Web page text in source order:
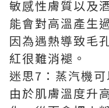
敏感性膚質以及
能會對高溫產生
因為遇熱導致毛
紅很難消褪。
迷思7：蒸汽機
由於肌膚溫度升